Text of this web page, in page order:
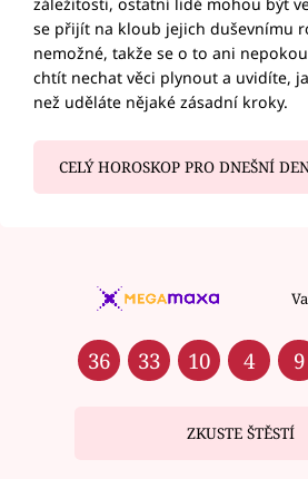
záležitosti, ostatní lidé mohou být
se přijít na kloub jejich duševnímu
nemožné, takže se o to ani
chtít nechat věci plynout a uvidíte,
než uděláte nějaké zásadní kroky.
CELÝ HOROSKOP PRO DNEŠNÍ
36 33 10 4 9
ZKUSTE ŠTĚSTÍ